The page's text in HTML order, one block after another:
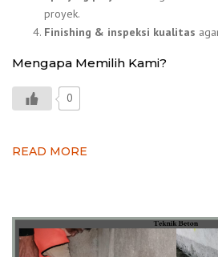
proyek.
Finishing & inspeksi kualitas
Mengapa Memilih Kami?
0
READ MORE